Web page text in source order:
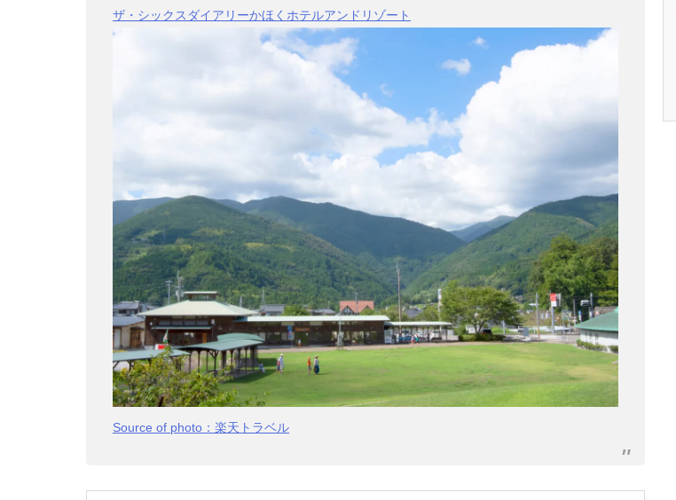
ザ・シックスダイアリーかほくホテルアンドリゾート
Source of photo：楽天トラベル